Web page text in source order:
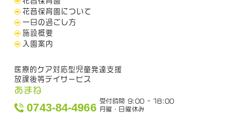
花音保育園について
一日の過ごし方
施設概要
入園案内
医療的ケア対応型児童発達支援
放課後等デイサービス
あまね
0743-84-4966
受付時間 9:00 - 18:00
月曜・日曜休み